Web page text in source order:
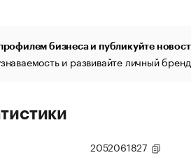
бизнеса и публикуйте
и развивайте личный
2052061827